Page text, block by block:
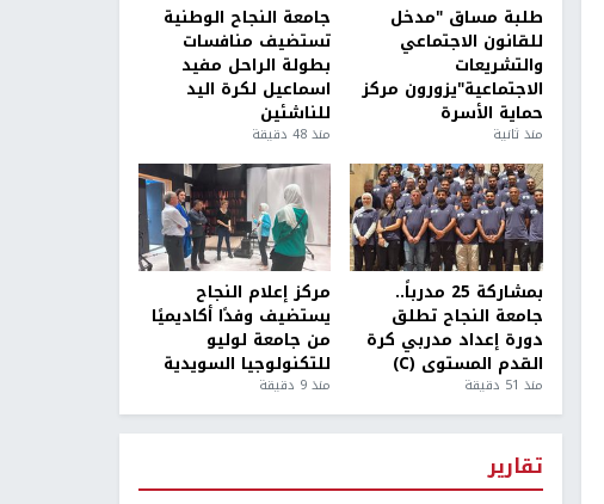
طلبة مساق "مدخل
للقانون الاجتماعي
والتشريعات
الاجتماعية"يزورون مركز
حماية الأسرة
منذ ثانية
جامعة النجاح الوطنية
تستضيف منافسات
بطولة الراحل مفيد
اسماعيل لكرة اليد
للناشئين
منذ 48 دقيقة
بمشاركة 25 مدرباً..
جامعة النجاح تطلق
دورة إعداد مدربي كرة
القدم المستوى (C)
منذ 51 دقيقة
مركز إعلام النجاح
يستضيف وفدًا أكاديميًا
من جامعة لوليو
للتكنولوجيا السويدية
منذ 9 دقيقة
تقارير